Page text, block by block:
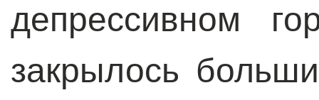
депрессивном
закрылось